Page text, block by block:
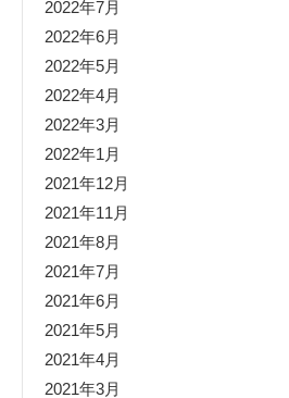
2022年7月
2022年6月
2022年5月
2022年4月
2022年3月
2022年1月
2021年12月
2021年11月
2021年8月
2021年7月
2021年6月
2021年5月
2021年4月
2021年3月